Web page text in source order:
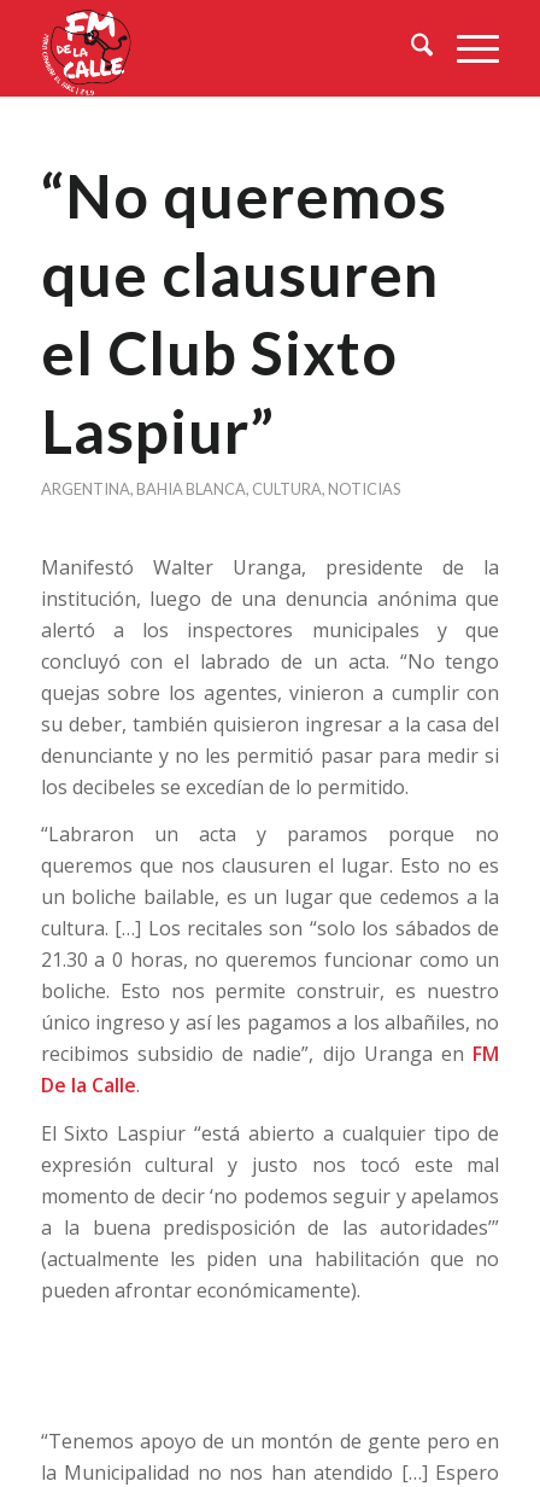
“No queremos
que clausuren
el Club Sixto
Laspiur”
ARGENTINA, BAHIA BLANCA, CULTURA, NOTICIAS
Manifestó Walter Uranga, presidente de la
institución, luego de una denuncia anónima que
alertó a los inspectores municipales y que
concluyó con el labrado de un acta. “No tengo
quejas sobre los agentes, vinieron a cumplir con
su deber, también quisieron ingresar a la casa del
denunciante y no les permitió pasar para medir si
los decibeles se excedían de lo permitido.
“Labraron un acta y paramos porque no
queremos que nos clausuren el lugar. Esto no es
un boliche bailable, es un lugar que cedemos a la
cultura. […] Los recitales son “solo los sábados de
21.30 a 0 horas, no queremos funcionar como un
boliche. Esto nos permite construir, es nuestro
único ingreso y así les pagamos a los albañiles, no
recibimos subsidio de nadie”, dijo Uranga en FM
De la Calle.
El Sixto Laspiur “está abierto a cualquier tipo de
expresión cultural y justo nos tocó este mal
momento de decir ‘no podemos seguir y apelamos
a la buena predisposición de las autoridades’”
(actualmente les piden una habilitación que no
pueden afrontar económicamente).
“Tenemos apoyo de un montón de gente pero en
la Municipalidad no nos han atendido […] Espero